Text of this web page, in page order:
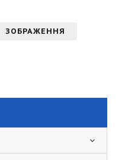
ЗОБРАЖЕННЯ